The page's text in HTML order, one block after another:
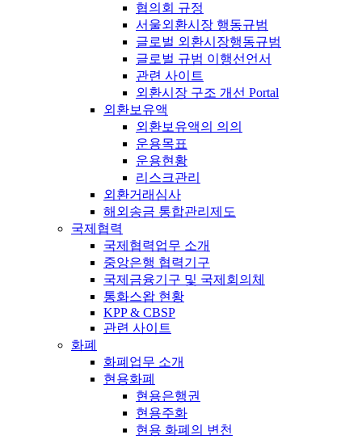
협의회 규정
서울외환시장 행동규범
글로벌 외환시장행동규범
글로벌 규범 이행선언서
관련 사이트
외환시장 구조 개선 Portal
외환보유액
외환보유액의 의의
운용목표
운용현황
리스크관리
외환거래심사
해외송금 통합관리제도
국제협력
국제협력업무 소개
중앙은행 협력기구
국제금융기구 및 국제회의체
통화스왑 현황
KPP & CBSP
관련 사이트
화폐
화폐업무 소개
현용화폐
현용은행권
현용주화
현용 화폐의 변천